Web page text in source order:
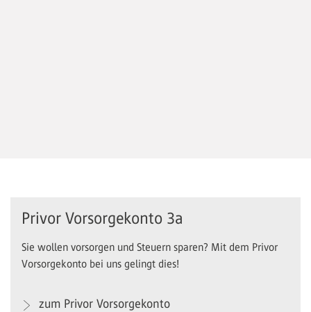
Privor Vorsorgekonto 3a
Sie wollen vorsorgen und Steuern sparen? Mit dem Privor
Vorsorgekonto bei uns gelingt dies!
zum Privor Vorsorgekonto